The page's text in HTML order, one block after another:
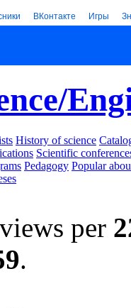
ВКонтакте Игры
History of science
Scientific
Pedagogy Popular
per
.